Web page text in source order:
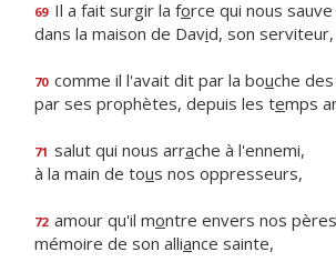
69 Il a fait surgir la force qui nous sauve
dans la maison de David, son serviteur,
70 comme il l'avait dit par la bouche
par ses prophètes, depuis les temps
71 salut qui nous arrache à l'ennemi,
à la main de tous nos oppresseurs,
72 amour qu'il montre envers nos
mémoire de son alliance sainte,